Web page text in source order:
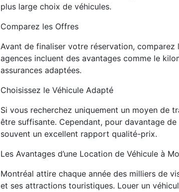
plus large choix de véhicules.
Comparez les Offres
Avant de finaliser votre réservation,
agences incluent des avantages comme le
assurances adaptées.
Choisissez le Véhicule Adapté
Si vous recherchez uniquement un moyen de
être suffisante. Cependant, pour davantage
souvent un excellent rapport qualité-prix.
Les Avantages d’une Location de Véhicule à
Montréal attire chaque année des milliers de
et ses attractions touristiques. Louer un